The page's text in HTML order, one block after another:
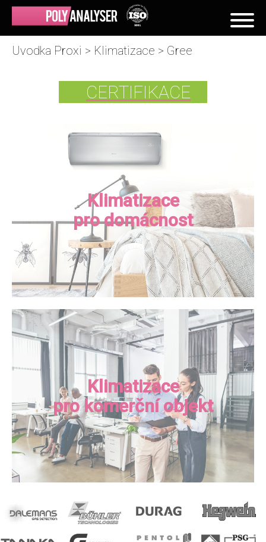
Uvodka Proxi > Klimatizace > Gree
CERTIFIKACE
Klimatizace
pro domácnost
Klimatizace
pro komerční objekt